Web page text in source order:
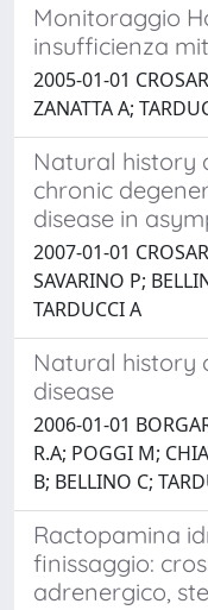
Monitoraggio
insufficienza
2005-01-01
ZANATTA A;
Natural history
chronic
disease in
2007-01-01
SAVARINO P;
TARDUCCI A
Natural history
disease
2006-01-01
R.A; POGGI M;
B; BELLINO C;
Ractopamina
finissaggio:
adrenergico,